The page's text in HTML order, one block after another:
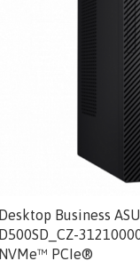
Desktop Business
D500SD_CZ-
NVMe™ PCIe®